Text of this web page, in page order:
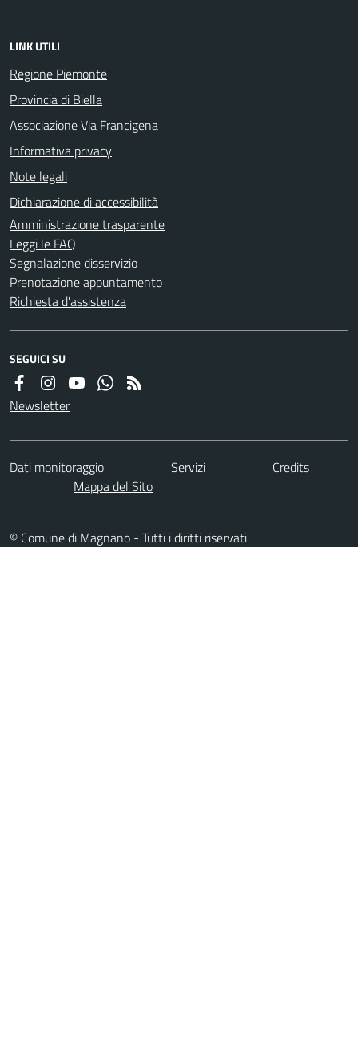
LINK UTILI
Regione Piemonte
Provincia di Biella
Associazione Via Francigena
Informativa privacy
Note legali
Dichiarazione di accessibilità
Amministrazione trasparente
Leggi le FAQ
Segnalazione disservizio
Prenotazione appuntamento
Richiesta d'assistenza
SEGUICI SU
Newsletter
Dati monitoraggio Servizi
Credits
Mappa del Sito
© Comune di Magnano - Tutti i diritti riservati